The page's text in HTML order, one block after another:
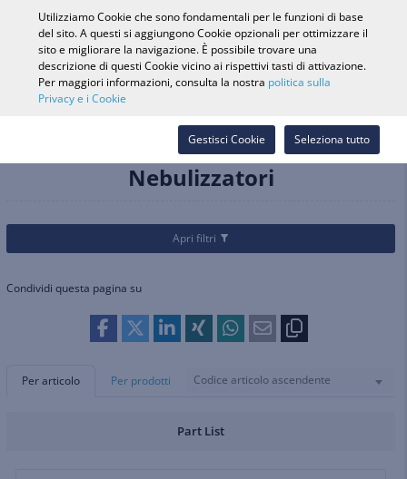
Ricerca veicolo
Cerca nel
Webshop
Accedi
Ricambi e accessori
Cingoli e attrezzi agricoli
Nebulizzatori
Nebulizzatori
Apri filtri
Condividi questa pagina su
Per articolo Per prodotti Codice articolo ascendente
Part List
Utilizziamo Cookie che sono fondamentali per le funzioni di base
del sito. A questi si aggiungono Cookie opzionali per ottimizzare il
sito e migliorare la navigazione. È possibile trovare una
descrizione di questi Cookie vicino ai rispettivi tasti di attivazione.
Per maggiori informazioni, consulta la nostra politica sulla
Privacy e i Cookie
Seleziona tutto
Gestisci Cookie